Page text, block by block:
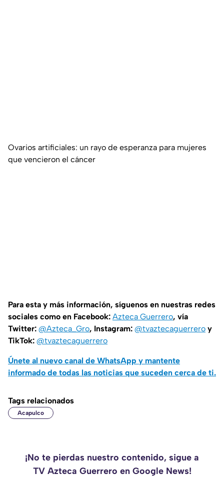
Ovarios artificiales: un rayo de esperanza para mujeres
que vencieron el cáncer
Para esta y más información, síguenos en nuestras redes
sociales como en Facebook: Azteca Guerrero, vía
Twitter: @Azteca_Gro, Instagram: @tvaztecaguerrero y
TikTok: @tvaztecaguerrero
Únete al nuevo canal de WhatsApp y mantente
informado de todas las noticias que suceden cerca de ti.
Tags relacionados
Acapulco
¡No te pierdas nuestro contenido, sigue a
TV Azteca Guerrero en Google News!